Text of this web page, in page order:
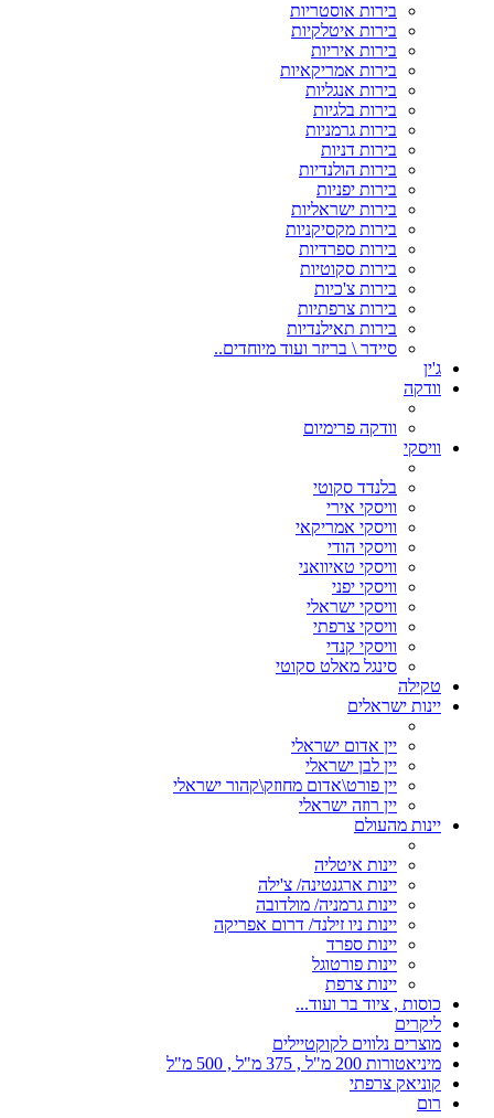
בירות אוסטריות
בירות איטלקיות
בירות איריות
בירות אמריקאיות
בירות אנגליות
בירות בלגיות
בירות גרמניות
בירות דניות
בירות הולנדיות
בירות יפניות
בירות ישראליות
בירות מקסיקניות
בירות ספרדיות
בירות סקוטיות
בירות צ'כיות
בירות צרפתיות
בירות תאילנדיות
סיידר \ בריזר ועוד מיוחדים..
ג'ין
וודקה
וודקה פרימיום
וויסקי
בלנדד סקוטי
וויסקי אירי
וויסקי אמריקאי
וויסקי הודי
וויסקי טאיוואני
וויסקי יפני
וויסקי ישראלי
וויסקי צרפתי
וויסקי קנדי
סינגל מאלט סקוטי
טקילה
יינות ישראלים
יין אדום ישראלי
יין לבן ישראלי
יין פורט\אדום מחוזק\קהור ישראלי
יין רוזה ישראלי
יינות מהעולם
יינות איטליה
יינות ארגנטינה/ צ'ילה
יינות גרמניה/ מולדובה
יינות ניו זילנד/ דרום אפריקה
יינות ספרד
יינות פורטוגל
יינות צרפת
כוסות , ציוד בר ועוד...
ליקרים
מוצרים נלווים לקוקטיילים
מיניאטורות 200 מ"ל , 375 מ"ל , 500 מ"ל
קוניאק צרפתי
רום